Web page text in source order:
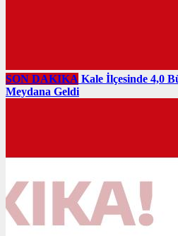
SON DAKIKA Kale İlçesinde 4,0
Meydana Geldi